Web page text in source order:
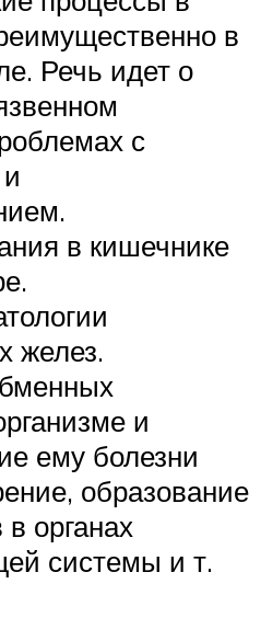
в
Речь идет о
с
в кишечнике
желез.
и
ему болезни
образование
органах
системы и т.